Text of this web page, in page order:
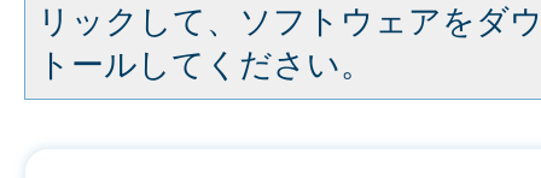
リックして、ソフトウェアをダ
トールしてください。